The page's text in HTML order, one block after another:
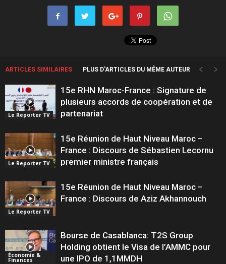
ARTICLES SIMILAIRES PLUS D'ARTICLES DU MÊME AUTEUR
Le Reporter TV
15e RHN Maroc-France : Signature de
plusieurs accords de coopération et de
partenariat
Le Reporter TV
15e Réunion de Haut Niveau Maroc –
France : Discours de Sébastien Lecornu
premier ministre français
Le Reporter TV
15e Réunion de Haut Niveau Maroc –
France : Discours de Aziz Akhannouch
Économie &
Finances
Bourse de Casablanca: T2S Group
Holding obtient le Visa de l’AMMC pour
une IPO de 1,1MMDH